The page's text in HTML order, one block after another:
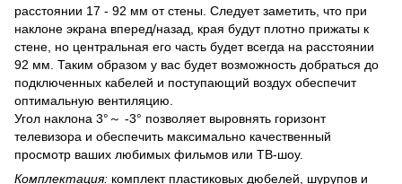
расстоянии 17 - 92 мм от стены. Следует заметить, что при
наклоне экрана вперед/назад, края будут плотно прижаты к
стене, но центральная его часть будет всегда на расстоянии
92 мм. Таким образом у вас будет возможность добраться до
подключенных кабелей и поступающий воздух обеспечит
оптимальную вентиляцию.
Угол наклона 3°～ -3° позволяет выровнять горизонт
телевизора и обеспечить максимально качественный
просмотр ваших любимых фильмов или ТВ-шоу.
Комплектация: комплект пластиковых дюбелей, шурупов и